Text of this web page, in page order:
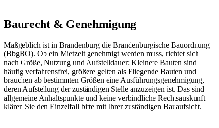
Baurecht & Genehmigung
Maßgeblich ist in Brandenburg die Brandenburgische Bauordnung
(BbgBO). Ob ein Mietzelt genehmigt werden muss, richtet sich
nach Größe, Nutzung und Aufstelldauer: Kleinere Bauten sind
häufig verfahrensfrei, größere gelten als Fliegende Bauten und
brauchen ab bestimmten Größen eine Ausführungsgenehmigung,
deren Aufstellung der zuständigen Stelle anzuzeigen ist. Das sind
allgemeine Anhaltspunkte und keine verbindliche Rechtsauskunft –
klären Sie den Einzelfall bitte mit Ihrer zuständigen Bauaufsicht.